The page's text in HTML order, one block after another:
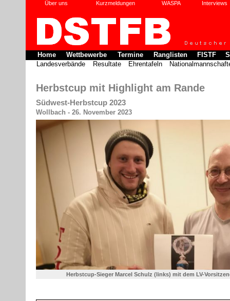
Über uns Kurzmeldungen WASPA Interviews
Home Wettbewerbe Termine Ranglisten FISTF
Landesverbände
Resultate Ehrentafeln
Herbstcup mit Highlight am Rande
Südwest-Herbstcup 2023
Wollbach - 26. November 2023
Herbstcup-Sieger Marcel Schulz (links) mit dem LV-